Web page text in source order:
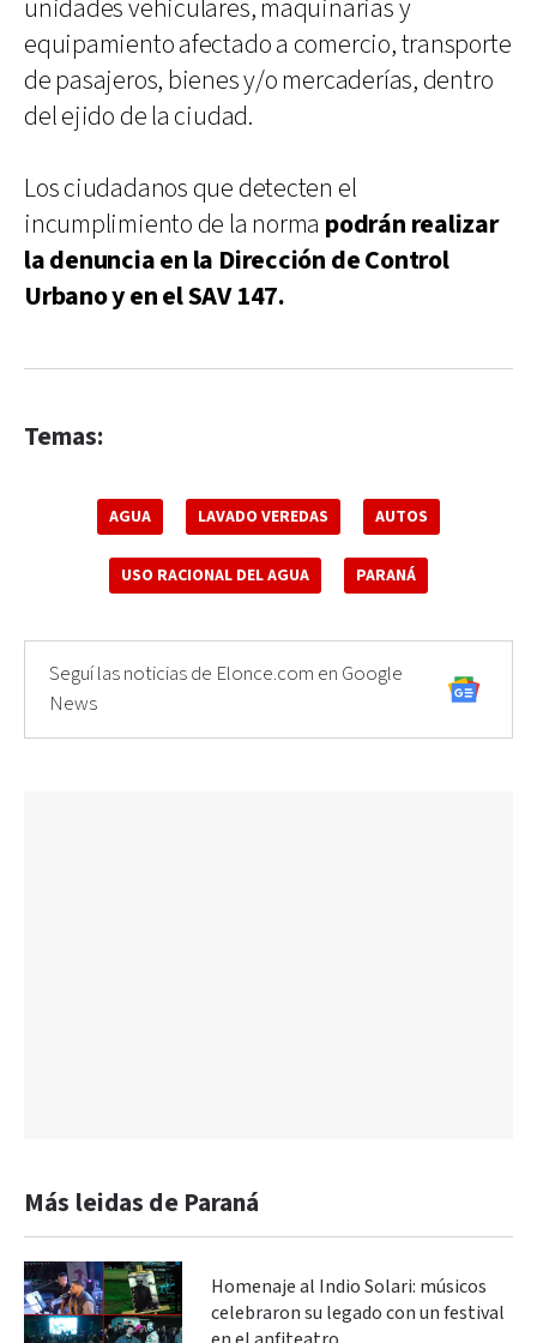
unidades vehiculares, maquinarias y
equipamiento afectado a comercio, transporte
de pasajeros, bienes y/o mercaderías, dentro
del ejido de la ciudad.
Los ciudadanos que detecten el
incumplimiento de la norma podrán realizar
la denuncia en la Dirección de Control
Urbano y en el SAV 147.
Temas:
AGUA LAVADO VEREDAS AUTOS
USO RACIONAL DEL AGUA PARANÁ
Seguí las noticias de Elonce.com en Google
News
Más leidas de Paraná
Homenaje al Indio Solari: músicos
celebraron su legado con un festival